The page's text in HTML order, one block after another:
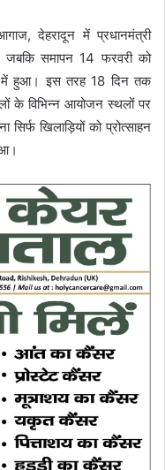
देहरादून में प्रधानमंत्री
जबकि समापन 14 फरवरी को
में हुआ। इस तरह 18 दिन तक
के विभिन्न आयोजन स्थलों पर
खिलाड़ियों को प्रोत्साहन